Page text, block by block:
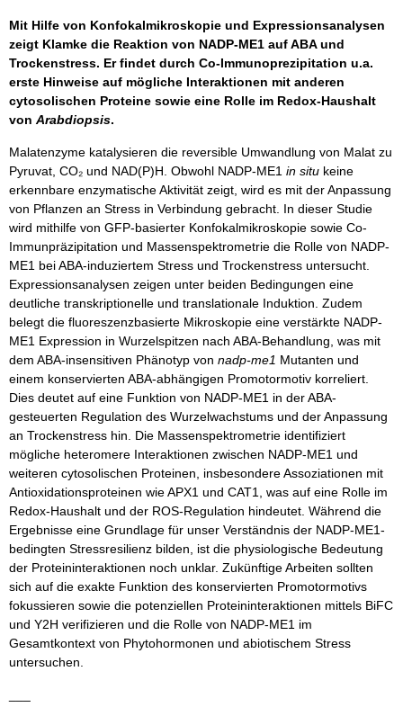
Mit Hilfe von Konfokalmikroskopie und Expressionsanalysen
zeigt Klamke die Reaktion von NADP‑ME1 auf ABA und
Trockenstress. Er findet durch Co-Immunoprezipitation u.a.
erste Hinweise auf mögliche Interaktionen mit anderen
cytosolischen Proteine sowie eine Rolle im Redox-Haushalt
von Arabdiopsis.
Malatenzyme katalysieren die reversible Umwandlung von Malat zu
Pyruvat, CO₂ und NAD(P)H. Obwohl NADP-ME1 in situ keine
erkennbare enzymatische Aktivität zeigt, wird es mit der Anpassung
von Pflanzen an Stress in Verbindung gebracht. In dieser Studie
wird mithilfe von GFP-basierter Konfokalmikroskopie sowie Co-
Immunpräzipitation und Massenspektrometrie die Rolle von NADP-
ME1 bei ABA-induziertem Stress und Trockenstress untersucht.
Expressionsanalysen zeigen unter beiden Bedingungen eine
deutliche transkriptionelle und translationale Induktion. Zudem
belegt die fluoreszenzbasierte Mikroskopie eine verstärkte NADP-
ME1 Expression in Wurzelspitzen nach ABA-Behandlung, was mit
dem ABA-insensitiven Phänotyp von nadp-me1 Mutanten und
einem konservierten ABA-abhängigen Promotormotiv korreliert.
Dies deutet auf eine Funktion von NADP-ME1 in der ABA-
gesteuerten Regulation des Wurzelwachstums und der Anpassung
an Trockenstress hin. Die Massenspektrometrie identifiziert
mögliche heteromere Interaktionen zwischen NADP-ME1 und
weiteren cytosolischen Proteinen, insbesondere Assoziationen mit
Antioxidationsproteinen wie APX1 und CAT1, was auf eine Rolle im
Redox-Haushalt und der ROS-Regulation hindeutet. Während die
Ergebnisse eine Grundlage für unser Verständnis der NADP-ME1-
bedingten Stressresilienz bilden, ist die physiologische Bedeutung
der Proteininteraktionen noch unklar. Zukünftige Arbeiten sollten
sich auf die exakte Funktion des konservierten Promotormotivs
fokussieren sowie die potenziellen Proteininteraktionen mittels BiFC
und Y2H verifizieren und die Rolle von NADP-ME1 im
Gesamtkontext von Phytohormonen und abiotischem Stress
untersuchen.